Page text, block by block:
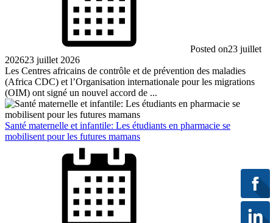
Posted on23 juillet
202623 juillet 2026
Les Centres africains de contrôle et de prévention des maladies
(Africa CDC) et l’Organisation internationale pour les migrations
(OIM) ont signé un nouvel accord de ...
Santé maternelle et infantile: Les étudiants en pharmacie se
mobilisent pour les futures mamans